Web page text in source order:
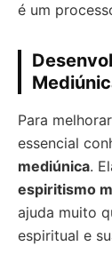
é um
Para
essencial
mediúnica.
espiritismo
ajuda muito
espiritual e